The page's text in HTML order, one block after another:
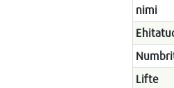
nimi
Lifte